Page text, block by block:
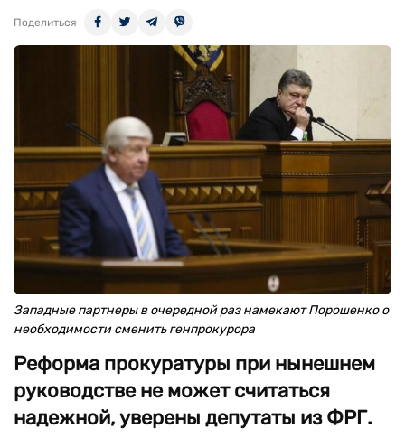
Поделиться
Западные партнеры в очередной раз намекают Порошенко о
необходимости сменить генпрокурора
Реформа прокуратуры при нынешнем
руководстве не может считаться
надежной, уверены депутаты из ФРГ.